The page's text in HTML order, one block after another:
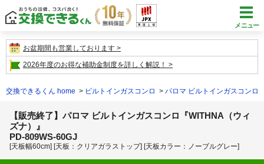
メニュー
お盆期間も営業しております
2026年度のお得な補助金制度を詳しく解説！
交換できるくん home ビルトインガスコンロ パロマ ビルトインガスコンロ
【販売終了】パロマ ビルトインガスコンロ『WITHNA（ウィ
ズナ）』
PD-809WS-60GJ
[天板幅60cm] [天板：クリアガラストップ] [天板カラー：ノーブルグレー]